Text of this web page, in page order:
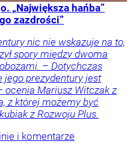
„Największa hańba”
zazdrości”
nic nie wskazuje na to,
spory między dwoma
– Dotychczas
jego prezydentury jest
ocenia Mariusz Witczak z
z której możemy być
z Rozwoju Plus.
i komentarze